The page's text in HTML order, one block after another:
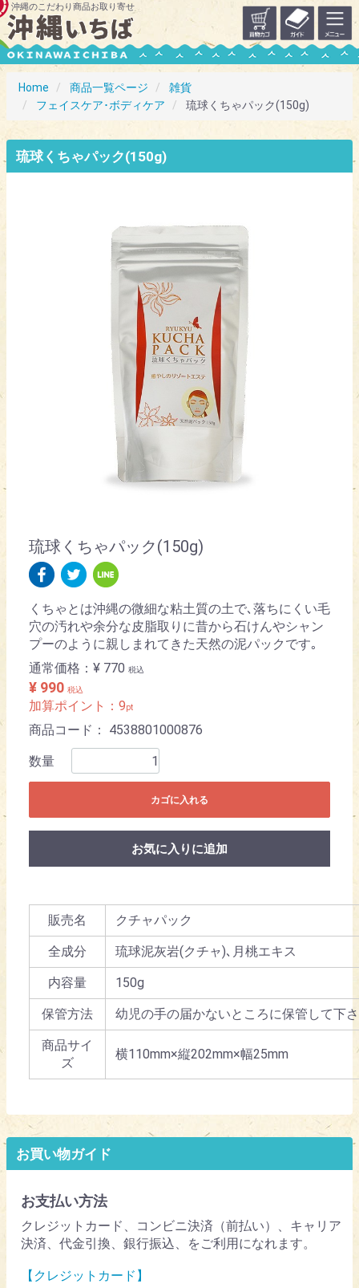
沖縄のこだわり商品お取り寄せ
Home 商品一覧ページ
雑貨
フェイスケア･ボディケア
琉球くちゃパック(150g)
琉球くちゃパック(150g)
琉球くちゃパック(150g)
くちゃとは沖縄の微細な粘土質の土で､落ちにくい毛
穴の汚れや余分な皮脂取りに昔から石けんやシャン
プーのように親しまれてきた天然の泥パックです｡
通常価格： ¥ 770 税込
¥ 990 税込
加算ポイント： 9pt
商品コード： 4538801000876
数量
カゴに入れる
お気に入りに追加
販売名 クチャパック
全成分 琉球泥灰岩(クチャ)､月桃エキス
内容量 150g
保管方法 幼児の手の届かないところに保管して下
商品サイ
ズ
横110mm×縦202mm×幅25mm
お買い物ガイド
お支払い方法
クレジットカード、コンビニ決済（前払い）、キャリア
決済、代金引換、銀行振込、をご利用になれます。
【クレジットカード】